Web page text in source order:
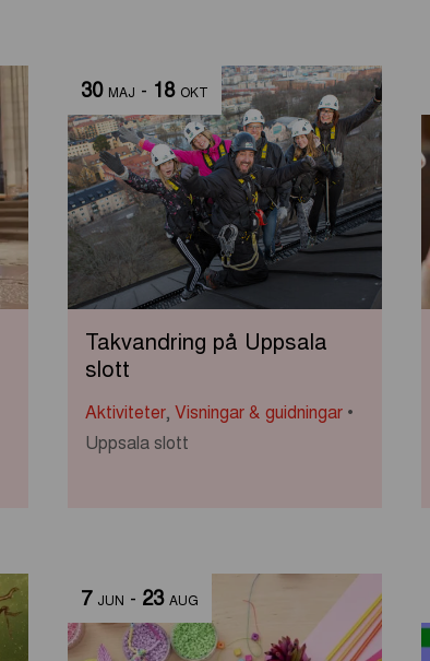
30 MAJ - 18 OKT
Takvandring på Uppsala
slott
Aktiviteter, Visningar & guidningar
Uppsala slott
7 JUN - 23 AUG